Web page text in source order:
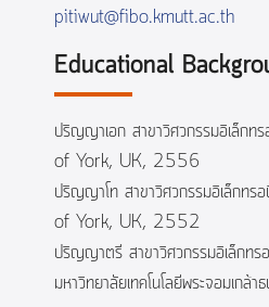
pitiwut@fibo.kmutt.ac.th
Educational
ปริญญาเอก สาขาวิศวกรรมอิเล็ก
of York, UK, 2556
ปริญญาโท สาขาวิศวกรรมอิเล็กท
of York, UK, 2552
ปริญญาตรี สาขาวิศวกรรมอิเล็กทร
มหาวิทยาลัยเทคโนโลยีพระจอมเก